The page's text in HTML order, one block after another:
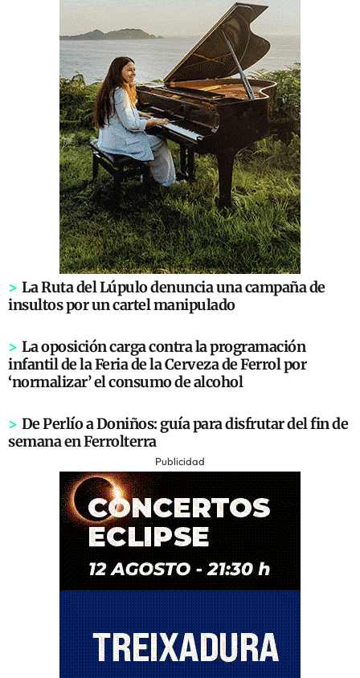
> La Ruta del Lúpulo denuncia una campaña de
insultos por un cartel manipulado
> La oposición carga contra la programación
infantil de la Feria de la Cerveza de Ferrol por
‘normalizar’ el consumo de alcohol
> De Perlío a Doniños: guía para disfrutar del fin de
semana en Ferrolterra
Publicidad